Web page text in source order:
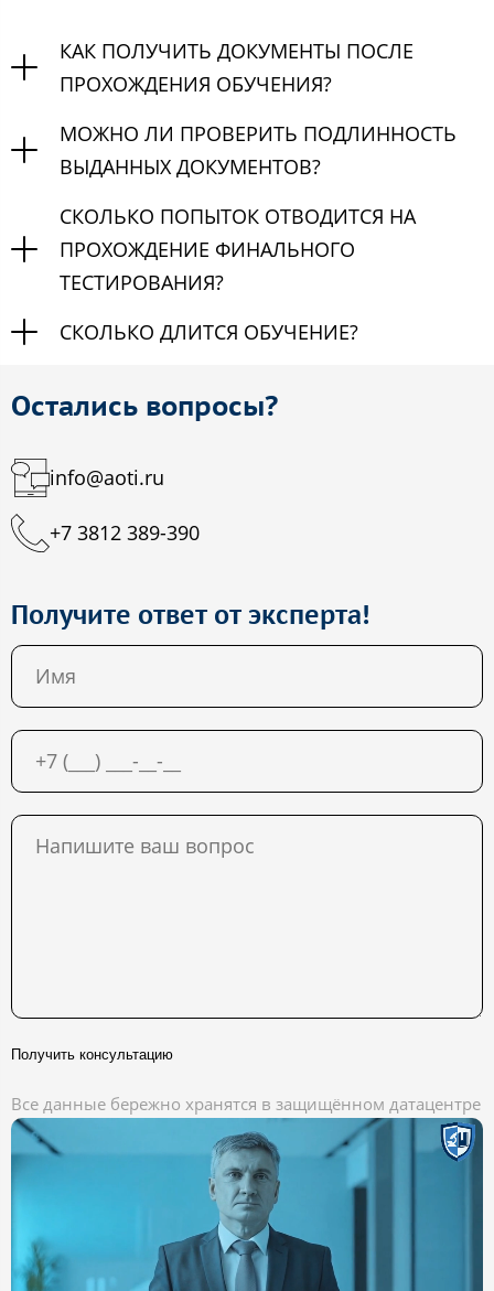
КАК ПОЛУЧИТЬ ДОКУМЕНТЫ ПОСЛЕ
ПРОХОЖДЕНИЯ ОБУЧЕНИЯ?
МОЖНО ЛИ ПРОВЕРИТЬ ПОДЛИННОСТЬ
ВЫДАННЫХ ДОКУМЕНТОВ?
СКОЛЬКО ПОПЫТОК ОТВОДИТСЯ НА
ПРОХОЖДЕНИЕ ФИНАЛЬНОГО
ТЕСТИРОВАНИЯ?
СКОЛЬКО ДЛИТСЯ ОБУЧЕНИЕ?
Остались вопросы?
info@aoti.ru
+7 3812 389-390
Получите ответ от эксперта!
Получить консультацию
Все данные бережно хранятся в защищённом датацентре